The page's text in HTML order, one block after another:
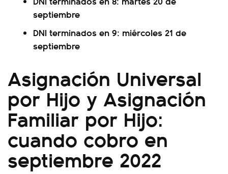
septiembre
DNI terminados en 9: miércoles 21 de
septiembre
Asignación Universal
por Hijo y Asignación
Familiar por Hijo:
cuando cobro en
septiembre 2022